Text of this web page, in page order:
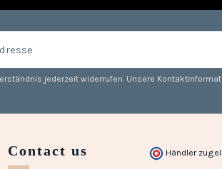
jederzeit widerrufen. Unsere
Contact us Händler